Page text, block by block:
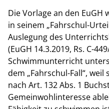
Die Vorlage an den
in seinem „Fahrschul-
Auslegung des
(EuGH 14.3.2019, Rs. C-
Schwimmunterricht
dem „Fahrschul-Fall“,
nach Art. 132 Abs. 1
Gemeinwohlinteresse